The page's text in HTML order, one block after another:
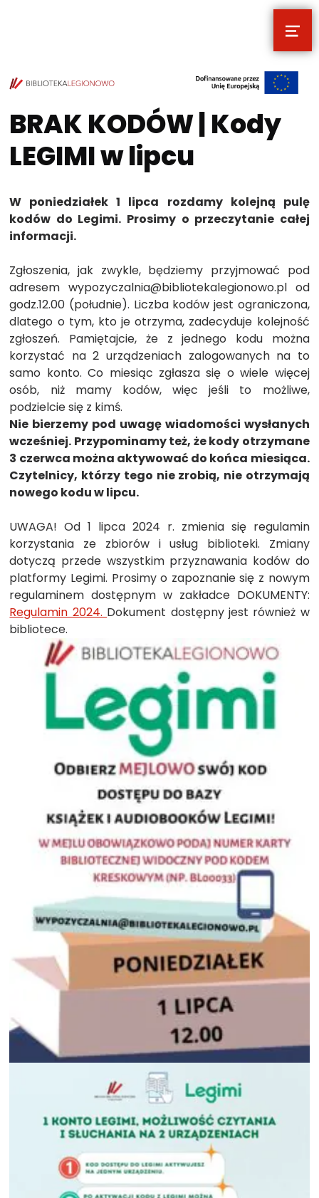
POCZYTALNIA – NOWE MIEJSCE NA
TWOJE NOWE MIEJSCE NA TWOJE KULTURALNE EKSPLORACJE
BRAK KODÓW | Kody
LEGIMI w lipcu
W poniedziałek 1 lipca rozdamy kolejną pulę
kodów do Legimi. Prosimy o przeczytanie całej
informacji.
Zgłoszenia, jak zwykle, będziemy przyjmować pod
adresem wypozyczalnia@bibliotekalegionowo.pl od
godz.12.00 (południe). Liczba kodów jest ograniczona,
dlatego o tym, kto je otrzyma, zadecyduje kolejność
zgłoszeń. Pamiętajcie, że z jednego kodu można
korzystać na 2 urządzeniach zalogowanych na to
samo konto. Co miesiąc zgłasza się o wiele więcej
osób, niż mamy kodów, więc jeśli to możliwe,
podzielcie się z kimś.
Nie bierzemy pod uwagę wiadomości wysłanych
wcześniej. Przypominamy też, że kody otrzymane
3 czerwca można aktywować do końca miesiąca.
Czytelnicy, którzy tego nie zrobią, nie otrzymają
nowego kodu w lipcu.
UWAGA! Od 1 lipca 2024 r. zmienia się regulamin
korzystania ze zbiorów i usług biblioteki. Zmiany
dotyczą przede wszystkim przyznawania kodów do
platformy Legimi. Prosimy o zapoznanie się z nowym
regulaminem dostępnym w zakładce DOKUMENTY:
Regulamin 2024. Dokument dostępny jest również w
bibliotece.